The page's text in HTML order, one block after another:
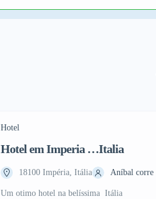
Hotel
Hotel em Imperia …Italia
18100 Impéria, Itália Aníbal corre
Um otimo hotel na belíssima Itália